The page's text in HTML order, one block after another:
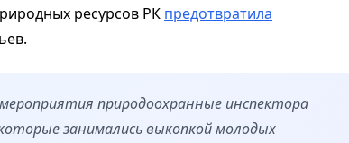
ресурсов РК предотвратила
природоохранные инспектора
занимались выкопкой молодых